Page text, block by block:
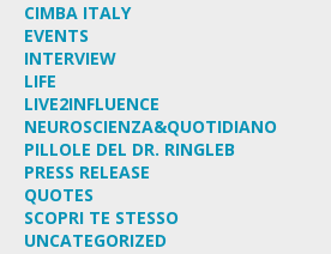
CIMBA ITALY
EVENTS
INTERVIEW
LIFE
LIVE2INFLUENCE
NEUROSCIENZA&QUOTIDIANO
PILLOLE DEL DR. RINGLEB
PRESS RELEASE
QUOTES
SCOPRI TE STESSO
UNCATEGORIZED